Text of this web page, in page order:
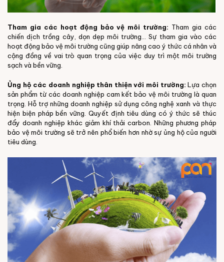
Tham gia các hoạt động bảo vệ môi trường: Tham gia các
chiến dịch trồng cây, dọn dẹp môi trường... Sự tham gia vào các
hoạt động bảo vệ môi trường cũng giúp nâng cao ý thức cá nhân và
cộng đồng về vai trò quan trọng của việc duy trì một môi trường
sạch và bền vững.
Ủng hộ các doanh nghiệp thân thiện với môi trường:Lựa chọn
sản phẩm từ các doanh nghiệp cam kết bảo vệ môi trường là quan
trọng. Hỗ trợ những doanh nghiệp sử dụng công nghệ xanh và thực
hiện biện pháp bền vững. Quyết định tiêu dùng có ý thức sẽ thúc
đẩy doanh nghiệp khác giảm khí thải carbon. Những phương pháp
bảo vệ môi trường sẽ trở nên phổ biến hơn nhờ sự ủng hộ của người
tiêu dùng.